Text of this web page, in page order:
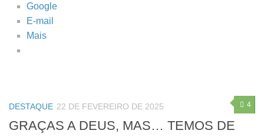
Google
E-mail
Mais
4
DESTAQUE 22 DE FEVEREIRO DE 2025
GRAÇAS A DEUS, MAS… TEMOS DE